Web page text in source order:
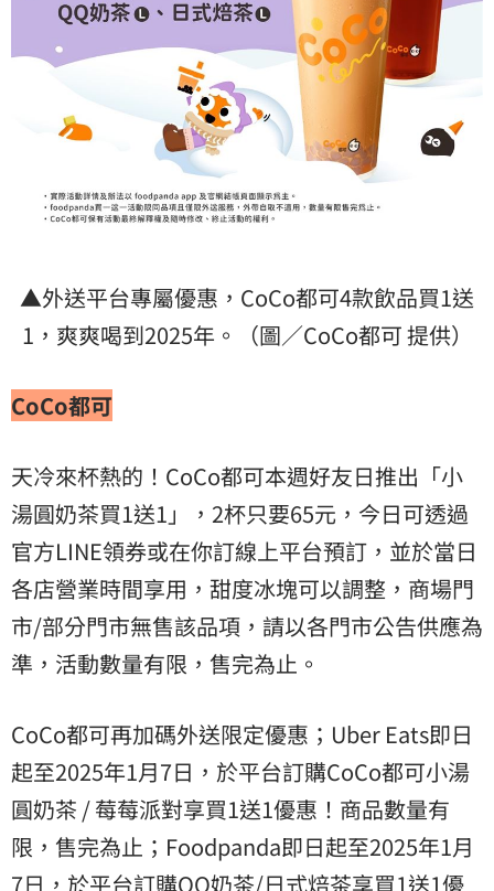
▲外送平台專屬優惠，CoCo都可4款飲品買1送
1，爽爽喝到2025年。（圖／CoCo都可 提供）
CoCo都可
天冷來杯熱的！CoCo都可本週好友日推出「小
湯圓奶茶買1送1」，2杯只要65元，今日可透過
官方LINE領券或在你訂線上平台預訂，並於當日
各店營業時間享用，甜度冰塊可以調整，商場門
市/部分門市無售該品項，請以各門市公告供應為
準，活動數量有限，售完為止。
CoCo都可再加碼外送限定優惠；Uber Eats即日
起至2025年1月7日，於平台訂購CoCo都可小湯
圓奶茶 / 莓莓派對享買1送1優惠！商品數量有
限，售完為止；Foodpanda即日起至2025年1月
7日，於平台訂購QQ奶茶/日式焙茶享買1送1優